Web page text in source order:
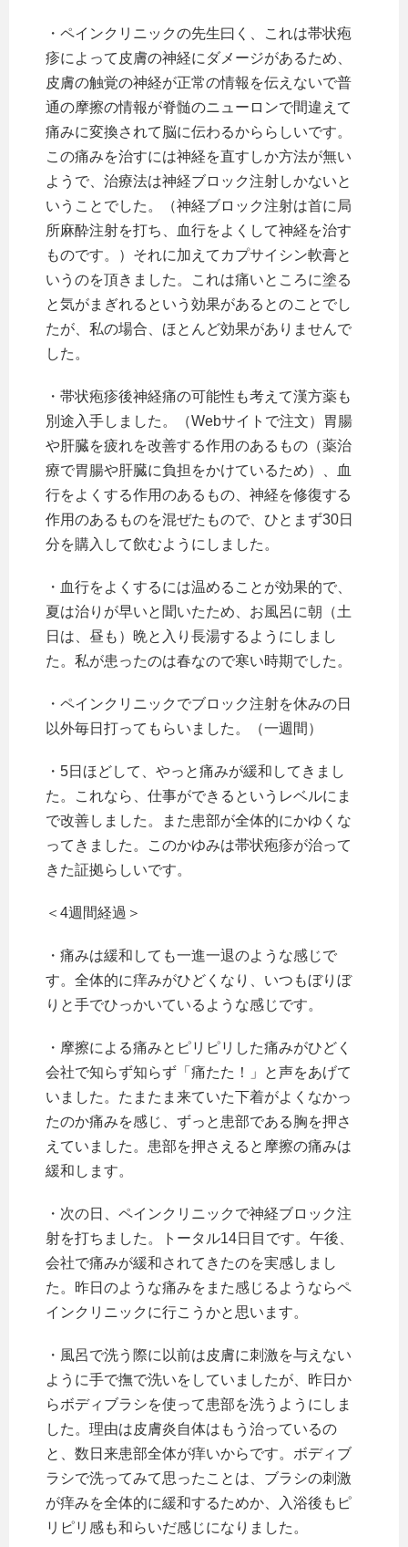
・ペインクリニックの先生曰く、これは帯状疱
疹によって皮膚の神経にダメージがあるため、
皮膚の触覚の神経が正常の情報を伝えないで普
通の摩擦の情報が脊髄のニューロンで間違えて
痛みに変換されて脳に伝わるかららしいです。
この痛みを治すには神経を直すしか方法が無い
ようで、治療法は神経ブロック注射しかないと
いうことでした。（神経ブロック注射は首に局
所麻酔注射を打ち、血行をよくして神経を治す
ものです。）それに加えてカプサイシン軟膏と
いうのを頂きました。これは痛いところに塗る
と気がまぎれるという効果があるとのことでし
たが、私の場合、ほとんど効果がありませんで
した。
・帯状疱疹後神経痛の可能性も考えて漢方薬も
別途入手しました。（Webサイトで注文）胃腸
や肝臓を疲れを改善する作用のあるもの（薬治
療で胃腸や肝臓に負担をかけているため）、血
行をよくする作用のあるもの、神経を修復する
作用のあるものを混ぜたもので、ひとまず30日
分を購入して飲むようにしました。
・血行をよくするには温めることが効果的で、
夏は治りが早いと聞いたため、お風呂に朝（土
日は、昼も）晩と入り長湯するようにしまし
た。私が患ったのは春なので寒い時期でした。
・ペインクリニックでブロック注射を休みの日
以外毎日打ってもらいました。（一週間）
・5日ほどして、やっと痛みが緩和してきまし
た。これなら、仕事ができるというレベルにま
で改善しました。また患部が全体的にかゆくな
ってきました。このかゆみは帯状疱疹が治って
きた証拠らしいです。
＜4週間経過＞
・痛みは緩和しても一進一退のような感じで
す。全体的に痒みがひどくなり、いつもぼりぼ
りと手でひっかいているような感じです。
・摩擦による痛みとピリピリした痛みがひどく
会社で知らず知らず「痛たた！」と声をあげて
いました。たまたま来ていた下着がよくなかっ
たのか痛みを感じ、ずっと患部である胸を押さ
えていました。患部を押さえると摩擦の痛みは
緩和します。
・次の日、ペインクリニックで神経ブロック注
射を打ちました。トータル14日目です。午後、
会社で痛みが緩和されてきたのを実感しまし
た。昨日のような痛みをまた感じるようならペ
インクリニックに行こうかと思います。
・風呂で洗う際に以前は皮膚に刺激を与えない
ように手で撫で洗いをしていましたが、昨日か
らボディブラシを使って患部を洗うようにしま
した。理由は皮膚炎自体はもう治っているの
と、数日来患部全体が痒いからです。ボディブ
ラシで洗ってみて思ったことは、ブラシの刺激
が痒みを全体的に緩和するためか、入浴後もピ
リピリ感も和らいだ感じになりました。